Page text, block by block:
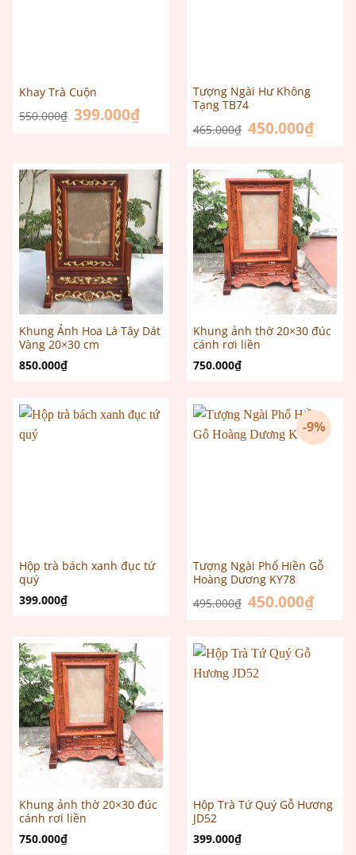
Khay Trà Cuộn
550.000₫ Giá
gốc
399.000₫Giá
hiện
Tượng Ngài Hư Không
Tạng TB74
465.000₫ Giá
gốc
450.000₫Giá
hiện
Khung Ảnh Hoa Lá Tây Dát
Vàng 20×30 cm
850.000₫
Khung ảnh thờ 20×30 đúc
cánh rơi liền
750.000₫
Hộp trà bách xanh đục tứ
quý
399.000₫
-9%
Tượng Ngài Phổ Hiền Gỗ
Hoàng Dương KY78
495.000₫ Giá
gốc
450.000₫Giá
hiện
Khung ảnh thờ 20×30 đúc
cánh rơi liền
750.000₫
Hộp Trà Tứ Quý Gỗ Hương
JD52
399.000₫